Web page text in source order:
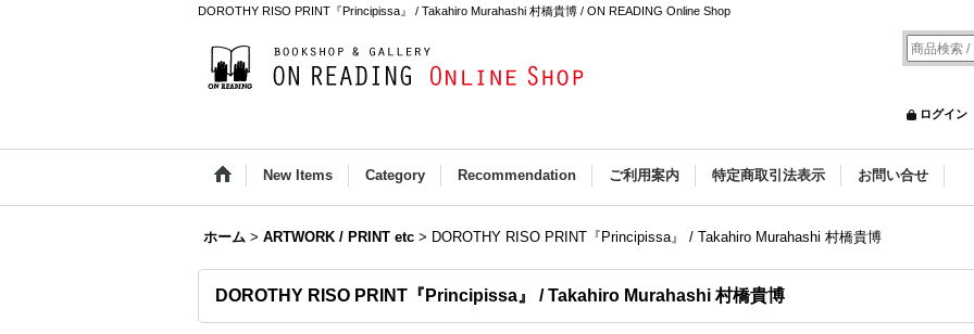
DOROTHY RISO PRINT『Principissa』 / Takahiro Murahashi 村橋貴博 / ON READING Online Shop
ログイン
New Items Category Recommendation ご利用案内 特定商取引法表示 お問い合せ
ホーム > ARTWORK / PRINT etc > DOROTHY RISO PRINT『Principissa』 / Takahiro Murahashi 村橋貴博
DOROTHY RISO PRINT『Principissa』 / Takahiro Murahashi 村橋貴博